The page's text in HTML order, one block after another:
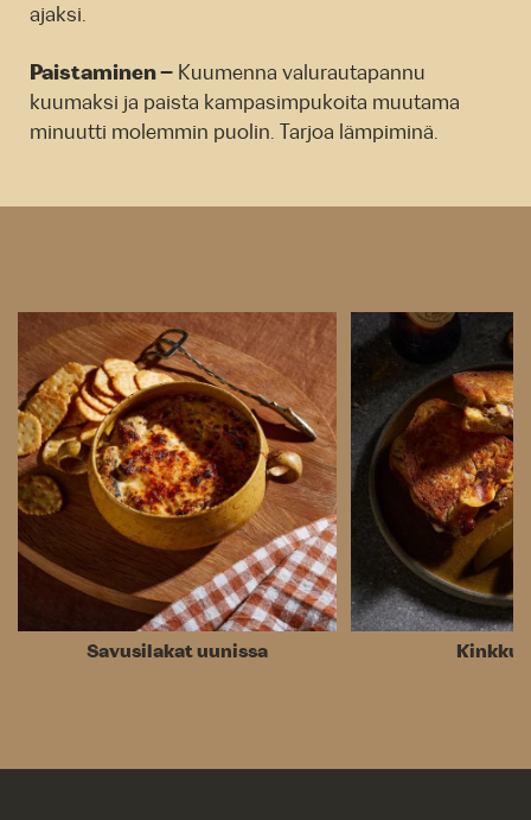
ajaksi.
Paistaminen – Kuumenna valurautapannu
kuumaksi ja paista kampasimpukoita muutama
minuutti molemmin puolin. Tarjoa lämpiminä.
Savusilakat uunissa